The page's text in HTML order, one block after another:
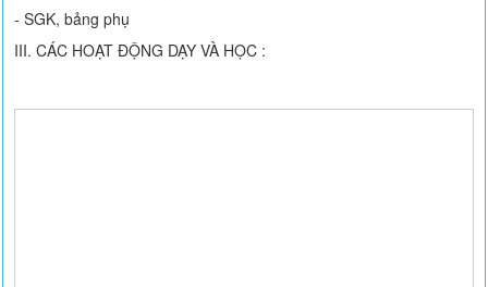
- SGK, bảng phụ
III. CÁC HOẠT ĐỘNG DẠY VÀ HỌC :